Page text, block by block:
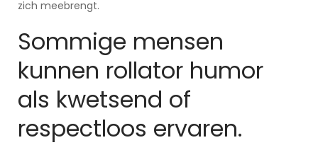
zich meebrengt.
Sommige mensen
kunnen rollator humor
als kwetsend of
respectloos ervaren.